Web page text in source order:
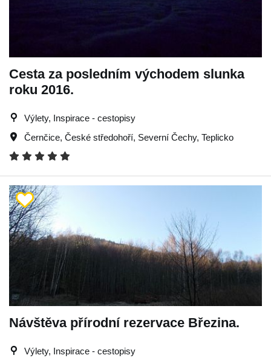
Cesta za posledním východem slunka
roku 2016.
Výlety, Inspirace - cestopisy
Černčice, České středohoří, Severní Čechy, Teplicko
Návštěva přírodní rezervace Březina.
Výlety, Inspirace - cestopisy